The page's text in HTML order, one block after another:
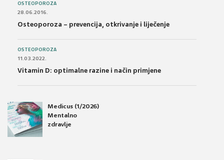
OSTEOPOROZA
28.06.2016.
Osteoporoza – prevencija, otkrivanje i liječenje
OSTEOPOROZA
11.03.2022.
Vitamin D: optimalne razine i način primjene
Medicus (1/2026)
Mentalno
zdravlje